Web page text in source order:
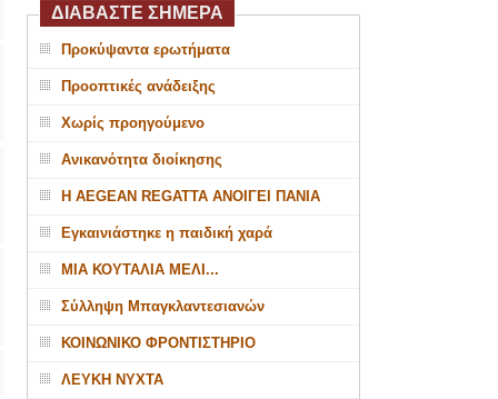
ΔΙΑΒΑΣΤΕ ΣΗΜΕΡΑ
Προκύψαντα ερωτήματα
Προοπτικές ανάδειξης
Χωρίς προηγούμενο
Ανικανότητα διοίκησης
Η AEGEAN REGATTA ΑΝΟΙΓΕΙ ΠΑΝΙΑ
Εγκαινιάστηκε η παιδική χαρά
ΜΙΑ ΚΟΥΤΑΛΙΑ ΜΕΛΙ...
Σύλληψη Μπαγκλαντεσιανών
ΚΟΙΝΩΝΙΚΟ ΦΡΟΝΤΙΣΤΗΡΙΟ
ΛΕΥΚΗ ΝΥΧΤΑ